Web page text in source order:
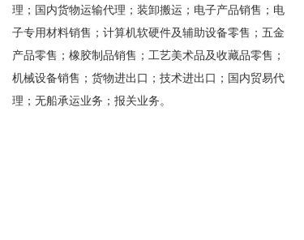
理；国内货物运输代理；装卸搬运；电子产品销售；电
子专用材料销售；计算机软硬件及辅助设备零售；五金
产品零售；橡胶制品销售；工艺美术品及收藏品零售；
机械设备销售；货物进出口；技术进出口；国内贸易代
理；无船承运业务；报关业务。